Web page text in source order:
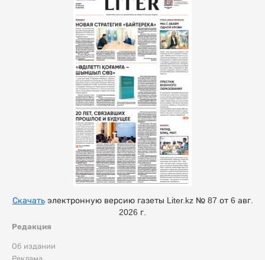
Редакция
Об издании
Скачатьэлектронную версию газеты Liter.kz № 87 от 6 авг.
2026 г.